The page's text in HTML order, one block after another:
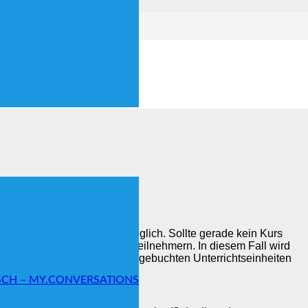
– MY.CONVERSATIONS
später jeweils montags möglich. Sollte gerade kein Kurs
auch bei weniger als 3 Teilnehmern. In diesem Fall wird
Personen werden 2/3 der gebuchten Unterrichtseinheiten